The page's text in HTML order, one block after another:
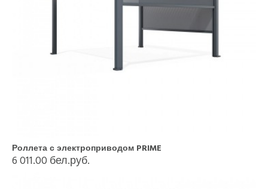
Роллета с электроприводом PRIME
6 011.00 бел.руб.